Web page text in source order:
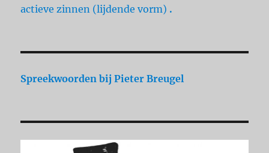
actieve zinnen (lijdende vorm) .
Spreekwoorden bij Pieter Breugel